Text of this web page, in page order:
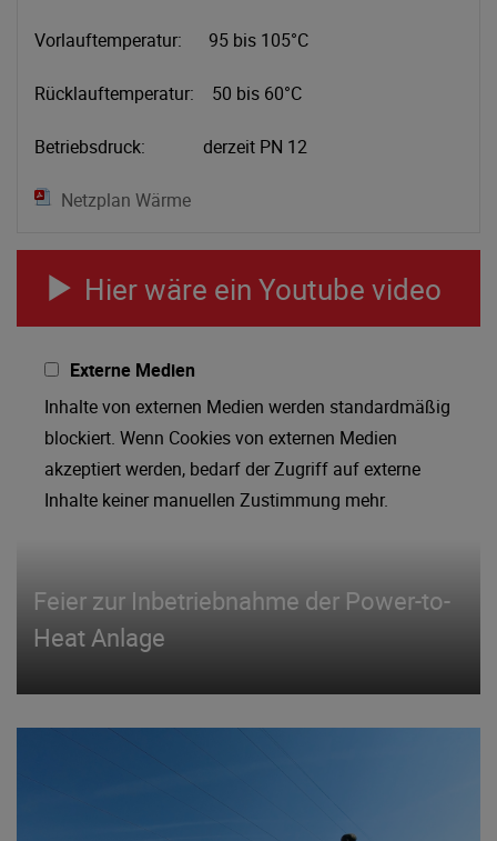
Vorlauftemperatur: 95 bis 105°C
Rücklauftemperatur: 50 bis 60°C
Betriebsdruck: derzeit PN 12
Netzplan Wärme
Hier wäre ein Youtube video
Externe Medien
Inhalte von externen Medien werden standardmäßig
blockiert. Wenn Cookies von externen Medien
akzeptiert werden, bedarf der Zugriff auf externe
Inhalte keiner manuellen Zustimmung mehr.
Feier zur Inbetriebnahme der Power-to-
Heat Anlage